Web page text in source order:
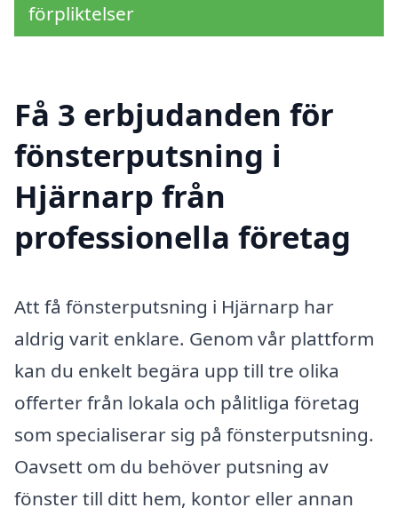
förpliktelser
Få 3 erbjudanden för
fönsterputsning i
Hjärnarp från
professionella företag
Att få fönsterputsning i Hjärnarp har
aldrig varit enklare. Genom vår plattform
kan du enkelt begära upp till tre olika
offerter från lokala och pålitliga företag
som specialiserar sig på fönsterputsning.
Oavsett om du behöver putsning av
fönster till ditt hem, kontor eller annan